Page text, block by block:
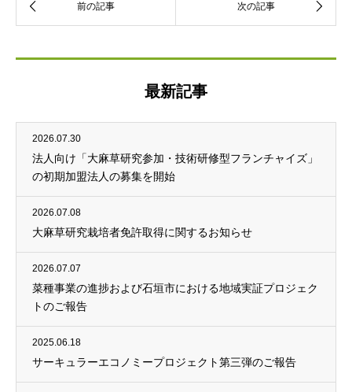
最新記事
2026.07.30
法人向け「大麻草研究参加・技術研修型フランチャイズ」
の初期加盟法人の募集を開始
2026.07.08
大麻草研究栽培者免許取得に関するお知らせ
2026.07.07
菜種事業の進捗および石垣市における地域実証プロジェク
トのご報告
2025.06.18
サーキュラーエコノミープロジェクト第三弾のご報告